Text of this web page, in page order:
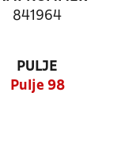
841964
PULJE
Pulje 98